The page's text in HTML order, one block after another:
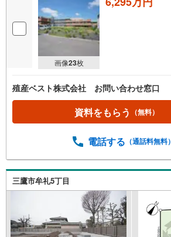
画像23枚
殖産ベスト株式会社 お問い合わせ窓口
資料をもらう （無料）
電話する （通話料無料）
三鷹市牟礼5丁目